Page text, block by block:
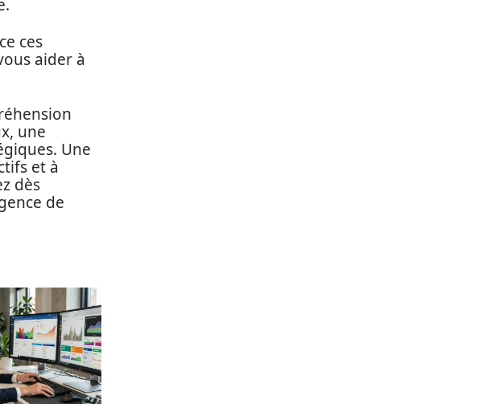
ces
aider à
une
Une
et à
dès
de